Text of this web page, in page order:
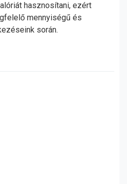
hasznosítani, ezért
mennyiségű és
során.